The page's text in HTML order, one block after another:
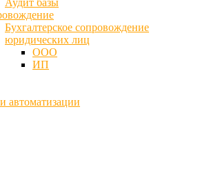
Аудит базы
Бухгалтерское сопровождение
юридических лиц
ООО
ИП
автоматизации